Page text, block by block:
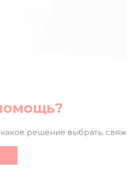
решение выбрать,